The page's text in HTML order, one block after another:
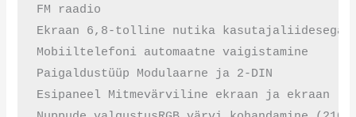
FM raadio
Ekraan 6,8-tolline nutika kasutajaliidesega
Mobiiltelefoni automaatne vaigistamine
Paigaldustüüp Modulaarne ja 2-DIN
Esipaneel Mitmevärviline ekraan ja ekraan